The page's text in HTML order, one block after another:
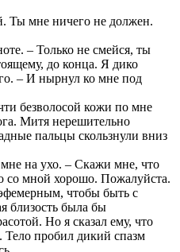
Ты мне ничего не должен.
– Только не смейся, ты
до конца. Я дико
– И нырнул ко мне под
безволосой кожи по мне
Митя нерешительно
пальцы скользнули вниз
на ухо. – Скажи мне, что
со мной хорошо. Пожалуйста.
чтобы быть с
близость была бы
Но я сказал ему, что
Тело пробил дикий спазм